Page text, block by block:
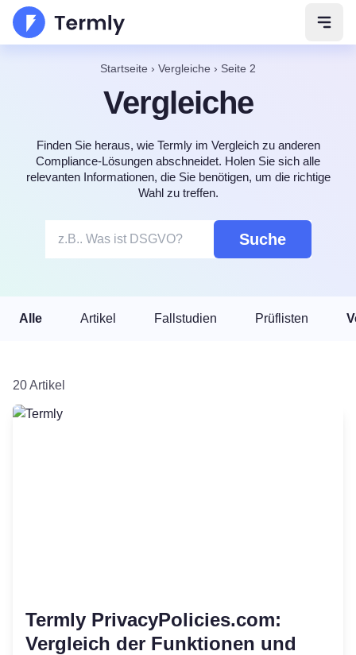
Startseite › Vergleiche › Seite 2
Vergleiche
Finden Sie heraus, wie Termly im Vergleich zu anderen
Compliance-Lösungen abschneidet. Holen Sie sich alle
relevanten Informationen, die Sie benötigen, um die richtige
Wahl zu treffen.
Suche
Alle Artikel Fallstudien Prüflisten
20 Artikel
Termly PrivacyPolicies.com:
Vergleich der Funktionen und